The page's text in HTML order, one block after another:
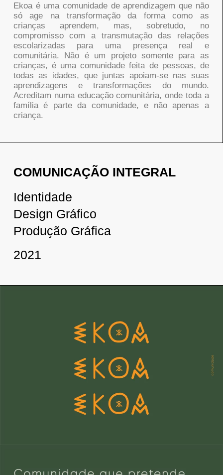
Ekoa é uma comunidade de aprendizagem que não
só age na transformação da forma como as
crianças aprendem, mas, sobretudo, no
compromisso com a transmutação das relações
escolarizadas para uma presença real e
comunitária. Não é um projeto somente para as
crianças, é uma comunidade feita de pessoas, de
todas as idades, que juntas apoiam-se nas suas
aprendizagens e transformações do mundo.
Acreditam numa educação comunitária, onde toda a
família é parte da comunidade, e não apenas a
criança.
COMUNICAÇÃO INTEGRAL
Identidade
Design Gráfico
Produção Gráfica
2021